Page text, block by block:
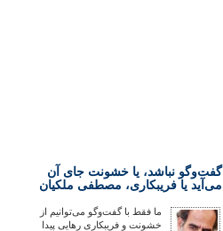
گفت‌وگو نباشد، یا خشونت جای آن
می‌آید یا فریبکاری، مصطفی ملکیان
ما فقط با گفت‌وگو می‌توانیم از
خشونت و فریبکاری رهایی پیدا